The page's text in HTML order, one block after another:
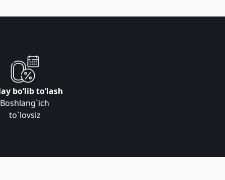
bo‘lib to‘lash
Boshlang`ich
to`lovsiz